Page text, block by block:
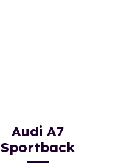
Audi A7
Sportback